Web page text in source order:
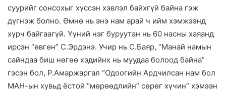
суурийг сонсохыг хүссэн хэвлэл байхгүй байна гэж
дүгнэж болно. Өмнө нь энэ нам арай ч ийм хэмжээнд
хүрч байгаагүй. Үүний нэг буруутан нь 60 насны хаяанд
ирсэн “өвгөн” С.Эрдэнэ. Учир нь С.Баяр, “Манай намын
сайндаа биш нөгөө хэдийнх нь муудаа болоод байна”
гэсэн бол, Р.Амаржаргал “Одоогийн Ардчилсан нам бол
МАН-ын хувьд ёстой “мөрөөдлийн” сөрөг хүчин” хэмээн